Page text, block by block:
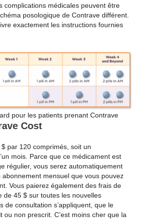
complications médicales peuvent être
posologique de Contrave différent.
exactement les instructions fournies
pour les patients prenant Contrave
Cost
par 120 comprimés, soit un
mois. Parce que ce médicament est
régulier, vous serez automatiquement
abonnement mensuel que vous pouvez
Vous paierez également des frais de
de 45 $ sur toutes les nouvelles
de consultation s’appliquent, que le
ou non prescrit. C’est moins cher que la